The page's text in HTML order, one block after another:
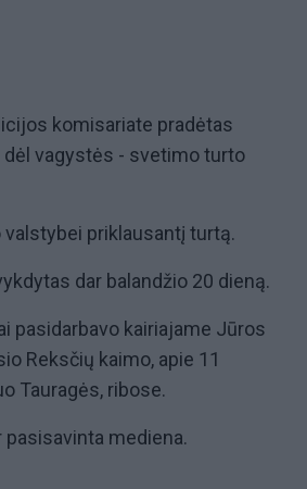
komisariate pradėtas
vagystės - svetimo turto
valstybei priklausantį turtą.
dar balandžio 20 dieną.
pasidarbavo kairiajame Jūros
Reksčių kaimo, apie 11
Tauragės, ribose.
mediena.